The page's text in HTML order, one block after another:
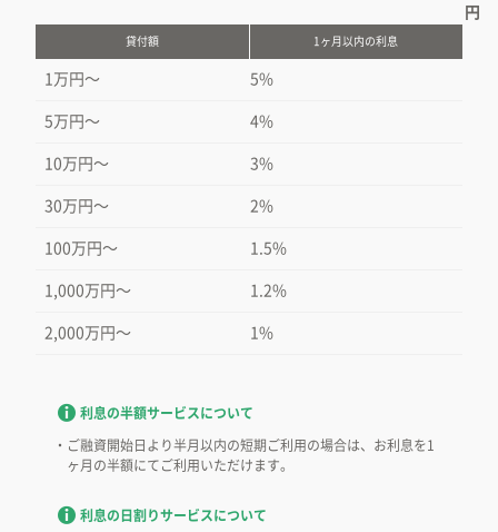
円
貸付額 1ヶ月以内の利息
1万円〜 5%
5万円〜 4%
10万円〜 3%
30万円〜 2%
100万円〜 1.5%
1,000万円〜 1.2%
2,000万円〜 1%
利息の半額サービスについて
ご融資開始日より半月以内の短期ご利用の場合は、お利息を1
ヶ月の半額にてご利用いただけます。
利息の日割りサービスについて